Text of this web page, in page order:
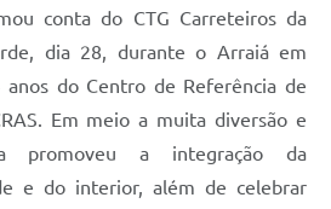
conta do CTG Carreteiros da
dia 28, durante o Arraiá em
anos do Centro de Referência de
Em meio a muita diversão e
promoveu a integração da
e do interior, além de celebrar